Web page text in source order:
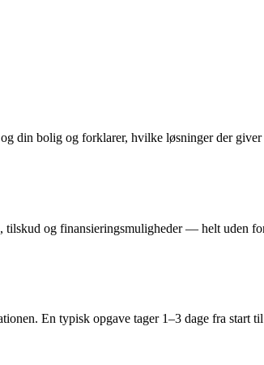
din bolig og forklarer, hvilke løsninger der
tilskud og finansieringsmuligheder — helt uden
En typisk opgave tager 1–3 dage fra start